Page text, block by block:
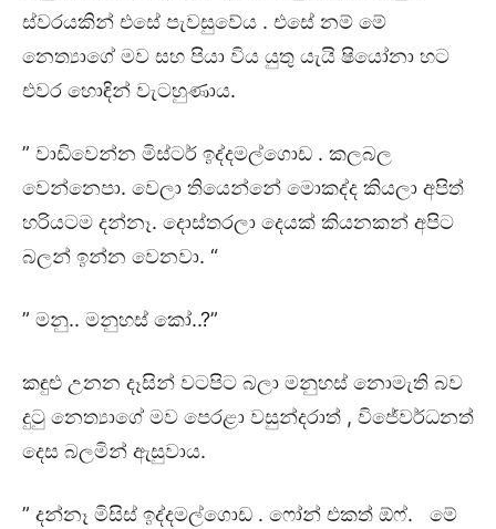
ස්වරයකින් එසේ පැවසුවේය . එසේ නම් මේ
නෙත්‍යාගේ මව සහ පියා විය යුතු යැයි ෂියෝනා හට
එවර හොඳින් වැටහුණාය.
” වාඩිවෙන්න මිස්ටර් ඉද්දමල්ගොඩ . කලබල
වෙන්නෙපා. වෙලා තියෙන්නේ මොකද්ද කියලා අපිත්
හරියටම දන්නෑ. දොස්තරලා දෙයක් කියනකන් අපිට
බලන් ඉන්න වෙනවා. “
” මනු.. මනුහස් කෝ..?”
කඳුළු උනන දෑසින් වටපිට බලා මනුහස් නොමැති බව
දුටු නෙත්‍යාගේ මව පෙරළා වසුන්දරාත් , විජේවර්ධනත්
දෙස බලමින් ඇසුවාය.
” දන්නෑ මිසිස් ඉද්දමල්ගොඩ . ෆෝන් එකත් ඕෆ්. මේ